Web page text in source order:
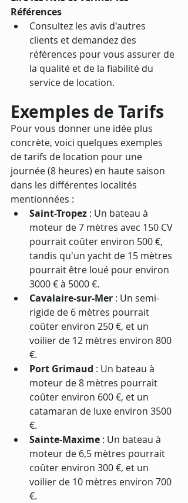
Références
Consultez les avis d'autres
clients et demandez des
références pour vous assurer de
la qualité et de la fiabilité du
service de location.
Exemples de Tarifs
Pour vous donner une idée plus
concrète, voici quelques exemples
de tarifs de location pour une
journée (8 heures) en haute saison
dans les différentes localités
mentionnées :
Saint-Tropez : Un bateau à
moteur de 7 mètres avec 150 CV
pourrait coûter environ 500 €,
tandis qu'un yacht de 15 mètres
pourrait être loué pour environ
3000 € à 5000 €.
Cavalaire-sur-Mer : Un semi-
rigide de 6 mètres pourrait
coûter environ 250 €, et un
voilier de 12 mètres environ 800
€.
Port Grimaud : Un bateau à
moteur de 8 mètres pourrait
coûter environ 600 €, et un
catamaran de luxe environ 3500
€.
Sainte-Maxime : Un bateau à
moteur de 6,5 mètres pourrait
coûter environ 300 €, et un
voilier de 10 mètres environ 700
€.